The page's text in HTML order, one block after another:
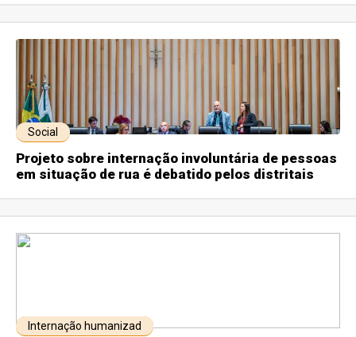
Social
Projeto sobre internação involuntária de pessoas
em situação de rua é debatido pelos distritais
Internação humanizad